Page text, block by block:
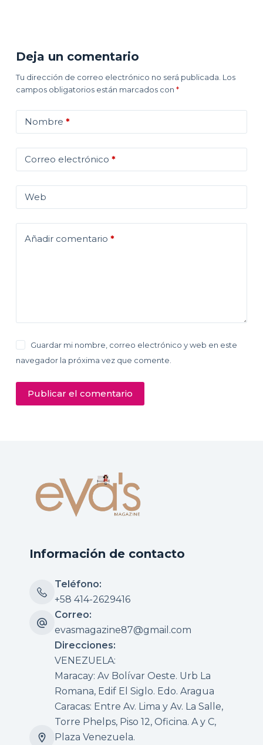
Deja un comentario
Tu dirección de correo electrónico no será publicada. Los
campos obligatorios están marcados con *
Nombre *
Correo electrónico *
Web
Añadir comentario *
Guardar mi nombre, correo electrónico y web en este
navegador la próxima vez que comente.
Publicar el comentario
Información de contacto
Teléfono:
+58 414-2629416
Correo:
evasmagazine87@gmail.com
Direcciones:
VENEZUELA:
Maracay: Av Bolívar Oeste. Urb La
Romana, Edif El Siglo. Edo. Aragua
Caracas: Entre Av. Lima y Av. La Salle,
Torre Phelps, Piso 12, Oficina. A y C,
Plaza Venezuela.